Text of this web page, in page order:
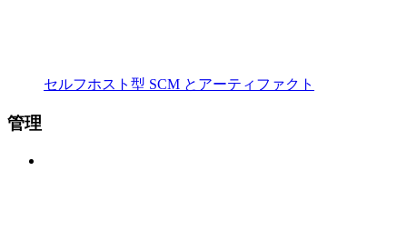
セルフホスト型 SCM とアーティファクト
管理